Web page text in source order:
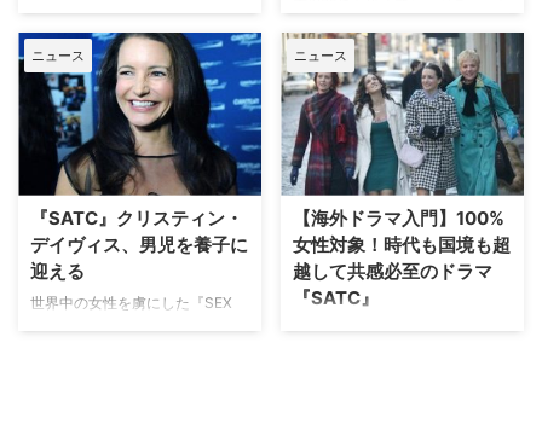
メインキャストであるキャリー役
のサラ・ジェシカ・パ …
世界的な人気を集めた恋愛コメデ
ィドラマ『SEX AND THE
CITY』（以下『SATC』）のシャ
ーロット役で人気を博したクリス
ティン・デイヴィスが、米FOXの
リアリティ番組で司会を務めるこ
とが明らかとなった。米
Deadlineが報じている。 クリス
を兼ねるこの番組『Labor of L…
めのオーディションを行ってい
た。そのドラマこそ、今なお多く
のファンに愛されている『SEX
AND THE CITY』（以下
『SATC』）。『ビバリーヒルズ
高校/青春白書』や『メルロー
ズ・プレイス』などを生み出して
きたヒットメーカー…
ニュース
『SATC』クリスティン・
デイヴィス、男児を養子に
迎える
世界中の女性を虜にした『SEX
ニュース
【海外ドラマ入門】100%
女性対象！時代も国境も超
越して共感必至のドラマ
『SATC』
米HBOで1998年から2004年まで